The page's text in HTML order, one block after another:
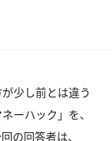
少し前とは違う
ーハック」を、
の回答者は、